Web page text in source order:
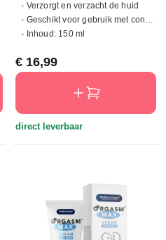
- Verzorgt en verzacht de huid
- Geschikt voor gebruik met condooms
- Inhoud: 150 ml
Normale prijs:
€ 16,99
direct leverbaar